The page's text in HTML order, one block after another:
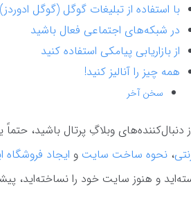
با استفاده از تبلیغات گوگل (گوگل
در شبکه‌های اجتماعی فعال باشید
از بازاریابی پیامکی استفاده کنید
همه چیز را آنالیز کنید!
سخن آخر
دنبال‌کننده‌های وبلاگِ پرتال باشید،
،نحوه ساخت سایت و ایجاد فروشگاه
و هنوز سایت خود را نساخته‌اید،